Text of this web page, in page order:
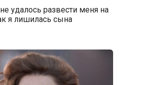
удалось развести меня на
я лишилась сына